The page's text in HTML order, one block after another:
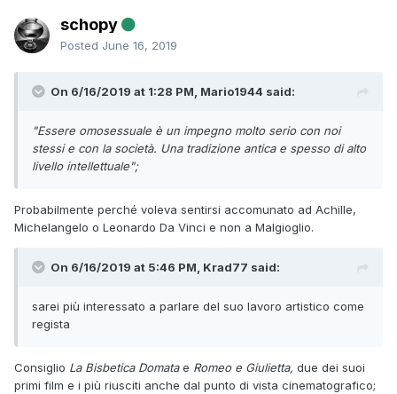
schopy
Posted June 16, 2019
On 6/16/2019 at 1:28 PM, Mario1944 said:
"Essere omosessuale è un impegno molto serio con noi
stessi e con la società. Una tradizione antica e spesso di alto
livello intellettuale";
Probabilmente perché voleva sentirsi accomunato ad Achille,
Michelangelo o Leonardo Da Vinci e non a Malgioglio.
On 6/16/2019 at 5:46 PM, Krad77 said:
sarei più interessato a parlare del suo lavoro artistico come
regista
Consiglio La Bisbetica Domatae Romeo e Giulietta, due dei suoi
primi film e i più riusciti anche dal punto di vista cinematografico;